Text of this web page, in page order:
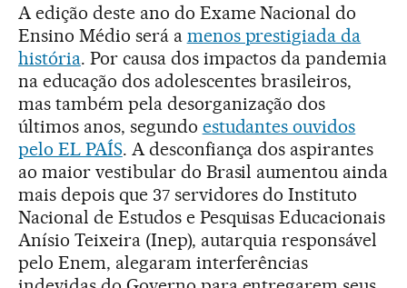
A edição deste ano do Exame Nacional do
Ensino Médio será a menos prestigiada da
história. Por causa dos impactos da pandemia
na educação dos adolescentes brasileiros,
mas também pela desorganização dos
últimos anos, segundo estudantes ouvidos
pelo EL PAÍS. A desconfiança dos aspirantes
ao maior vestibular do Brasil aumentou ainda
mais depois que 37 servidores do Instituto
Nacional de Estudos e Pesquisas Educacionais
Anísio Teixeira (Inep), autarquia responsável
pelo Enem, alegaram interferências